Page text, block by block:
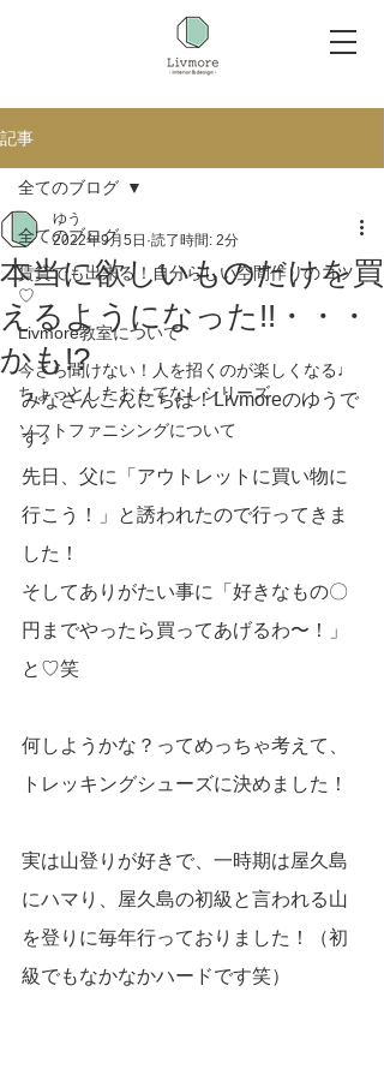
記事
全てのブログ
賃貸でも出来る！自分らしい空間作りのコツ
♡
Livmore教室について
今さら聞けない！人を招くのが楽しくなる♩
ちょっとしたおもてなしシリーズ
ソフトファニシングについて
全てのブログ
本当に欲しいものだけを買
えるようになった!!・・・
かも!?
ゆう
2022年9月5日 読了時間: 2分
みなさんこんにちは！Livmoreのゆうで
す♪
先日、父に「アウトレットに買い物に
行こう！」と誘われたので行ってきま
した！
そしてありがたい事に「好きなもの〇
円までやったら買ってあげるわ〜！」
と♡笑
何しようかな？ってめっちゃ考えて、
トレッキングシューズに決めました！
実は山登りが好きで、一時期は屋久島
にハマり、屋久島の初級と言われる山
を登りに毎年行っておりました！（初
級でもなかなかハードです笑）